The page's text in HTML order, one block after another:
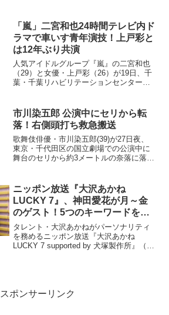
デューサーで作詞・作曲家である梶浦由
記の...
「嵐」二宮和也24時間テレビ内ド
ラマで車いす青年演技！上戸彩と
は12年ぶり共演
人気アイドルグループ『嵐』の二宮和也
（29）と女優・上戸彩（26）が19日、千
葉・千葉リハビリテーションセンター
ビ系）内で放送されるスペシャルドラマ
『車イスで...
市川染五郎 公演中にセリから転
落！右側頭打ち救急搬送
歌舞伎俳優・市川染五郎(39)が27日夜、
東京・千代田区の国立劇場での公演中に
舞台のセリから約3メートルの奈落に落下
演し、約40分後。染五郎がモダンな和装
姿で、舞台中央で...
ニッポン放送『大沢あかね
LUCKY 7』、神田愛花が月～金
のゲスト！5つのキーワードを軸
に人生ストーリーに迫る5日間
タレント・大沢あかねがパーソナリティ
を務めるニッポン放送『大沢あかね
LUCKY 7 supported by 犬塚製作所』（毎
スポンサーリンク